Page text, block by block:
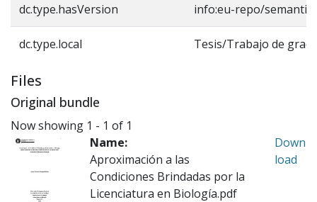
dc.type.hasVersion info:eu-repo/
dc.type.local Tesis/Trabajo de
Files
Original bundle
Now showing 1 - 1 of 1
Name:
Aproximación a las
Condiciones Brindadas por la
Licenciatura en Biología.pdf
Down
load